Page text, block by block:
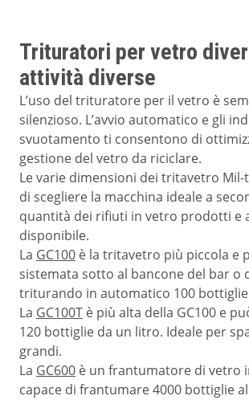
Trituratori per vetro
attività diverse
L’uso del trituratore per il vetro è
silenzioso. L’avvio automatico e gli
svuotamento ti consentono di
gestione del vetro da riciclare.
Le varie dimensioni dei tritavetro
di scegliere la macchina ideale a
quantità dei rifiuti in vetro prodotti e
disponibile.
La GC100 è la tritavetro più piccola e
sistemata sotto al bancone del bar o
triturando in automatico 100
La GC100T è più alta della GC100 e
120 bottiglie da un litro. Ideale per
grandi.
La GC600 è un frantumatore di vetro
capace di frantumare 4000 bottiglie